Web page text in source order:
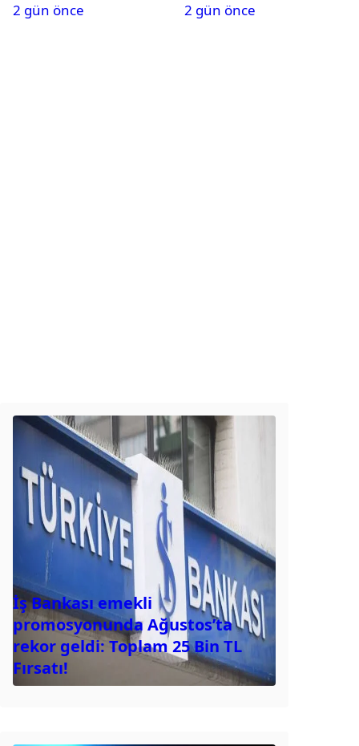
2 gün önce
2 gün önce
İş Bankası emekli
promosyonunda Ağustos’ta
rekor geldi: Toplam 25 Bin TL
Fırsatı!